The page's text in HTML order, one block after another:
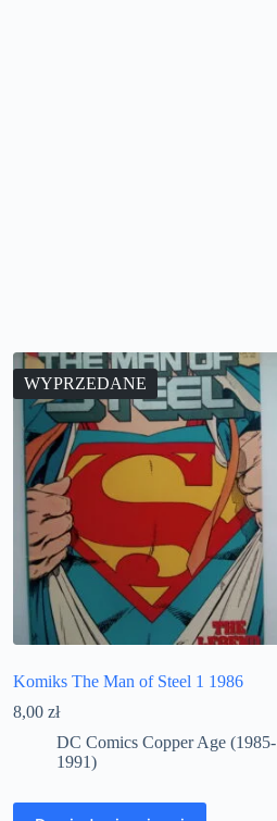
WYPRZEDANE
Komiks The Man of Steel 1 1986
8,00 zł
DC Comics Copper Age (1985-
1991)